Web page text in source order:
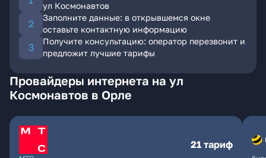
ул Космонавтов
Заполните данные: в открывшемся окне
оставьте контактную информацию
Получите консультацию: оператор перезвонит и
предложит лучшие тарифы
Провайдеры интернета на ул
Космонавтов в Орле
21 тариф